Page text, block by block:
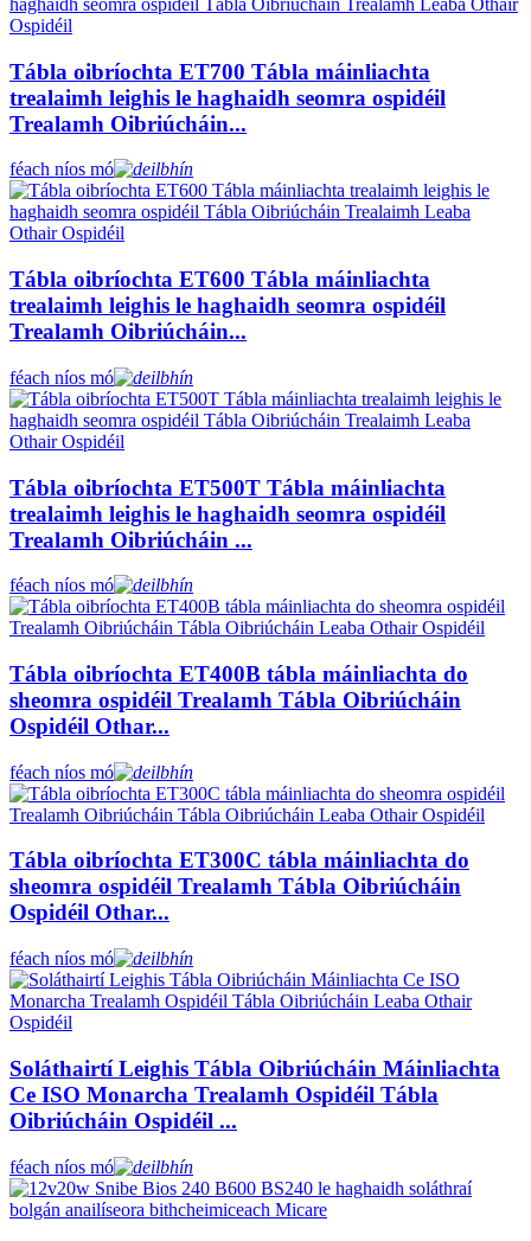
Tábla oibríochta ET700 Tábla máinliachta
trealaimh leighis le haghaidh seomra ospidéil
Trealamh Oibriúcháin...
féach níos mó
Tábla oibríochta ET600 Tábla máinliachta
trealaimh leighis le haghaidh seomra ospidéil
Trealamh Oibriúcháin...
féach níos mó
Tábla oibríochta ET500T Tábla máinliachta
trealaimh leighis le haghaidh seomra ospidéil
Trealamh Oibriúcháin ...
féach níos mó
Tábla oibríochta ET400B tábla máinliachta do
sheomra ospidéil Trealamh Tábla Oibriúcháin
Ospidéil Othar...
féach níos mó
Tábla oibríochta ET300C tábla máinliachta do
sheomra ospidéil Trealamh Tábla Oibriúcháin
Ospidéil Othar...
féach níos mó
Soláthairtí Leighis Tábla Oibriúcháin Máinliachta
Ce ISO Monarcha Trealamh Ospidéil Tábla
Oibriúcháin Ospidéil ...
féach níos mó